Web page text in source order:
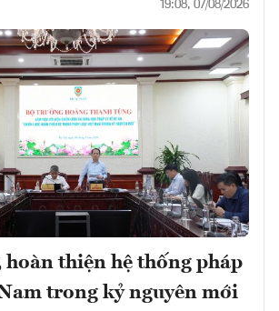
19:08, 07/08/2026
hoàn thiện hệ thống pháp
trong kỷ nguyên mới